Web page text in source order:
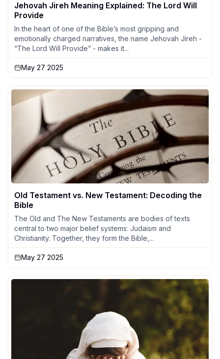
Jehovah Jireh Meaning Explained: The Lord Will
Provide
In the heart of one of the Bible’s most gripping and
emotionally charged narratives, the name Jehovah Jireh -
“The Lord Will Provide” - makes it...
May 27 2025
Old Testament vs. New Testament: Decoding the
Bible
The Old and The New Testaments are bodies of texts
central to two major belief systems: Judaism and
Christianity. Together, they form the Bible,...
May 27 2025